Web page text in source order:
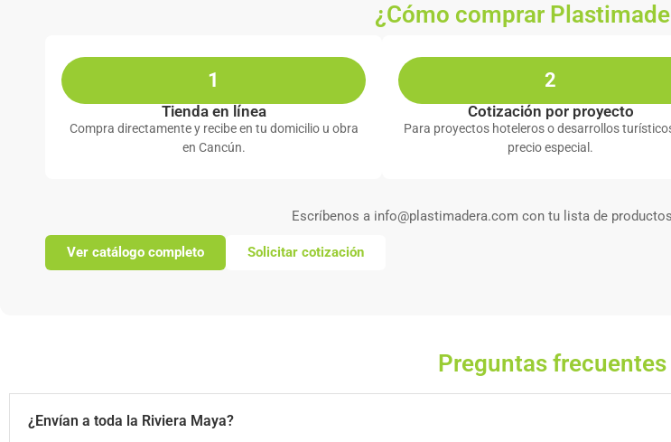
¿Cómo comprar
1
Tienda en línea
Compra directamente y recibe en tu domicilio u obra
en Cancún.
2
Cotización por proyecto
Para proyectos hoteleros o desarrollos
precio especial.
Escríbenos a info@plastimadera.com con tu lista de
Ver catálogo completo Solicitar cotización
Preguntas
¿Envían a toda la Riviera Maya?